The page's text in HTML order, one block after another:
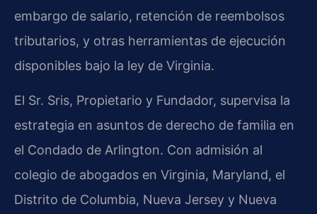
embargo de salario, retención de reembolsos
tributarios, y otras herramientas de ejecución
disponibles bajo la ley de Virginia.
El Sr. Sris, Propietario y Fundador, supervisa la
estrategia en asuntos de derecho de familia en
el Condado de Arlington. Con admisión al
colegio de abogados en Virginia, Maryland, el
Distrito de Columbia, Nueva Jersey y Nueva